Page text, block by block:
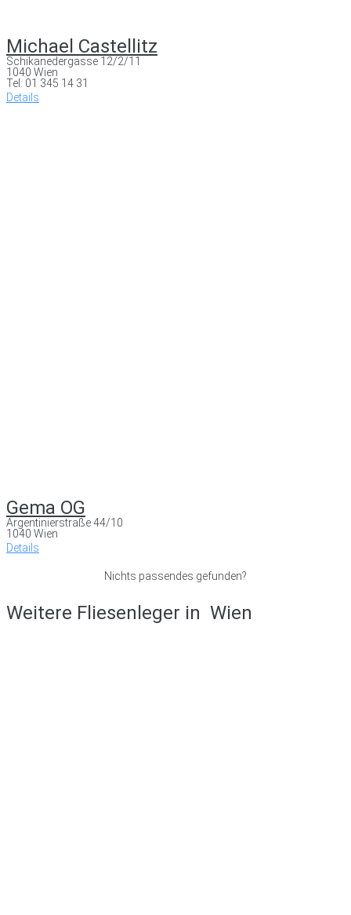
Michael Castellitz
Schikanedergasse 12/2/11
1040 Wien
Tel: 01 345 14 31
Details
Gema OG
Argentinierstraße 44/10
1040 Wien
Details
Nichts passendes gefunden?
Weitere Fliesenleger in Wien